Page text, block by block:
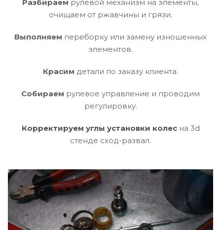
Разбираем рулевой механизм на элементы,
очищаем от ржавчины и грязи.
Выполняем переборку или замену изношенных
элементов.
Красим детали по заказу клиента.
Собираем рулевое управление и проводим
регулировку.
Корректируем углы установки колесна 3d
стенде сход-развал.